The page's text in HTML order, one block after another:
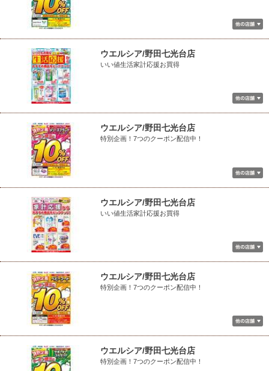
ウエルシア/野田七光台店
いい値生活家計応援お買得
ウエルシア/野田七光台店
特別企画！7つのクーポン配信中！
ウエルシア/野田七光台店
いい値生活家計応援お買得
ウエルシア/野田七光台店
特別企画！7つのクーポン配信中！
ウエルシア/野田七光台店
特別企画！7つのクーポン配信中！